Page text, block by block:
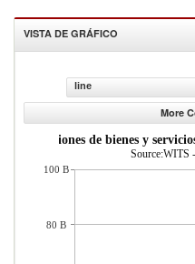
VISTA DE GRÁFICO
line
More
Importaciones de bienes y
Source:WITS
100 B
80 B